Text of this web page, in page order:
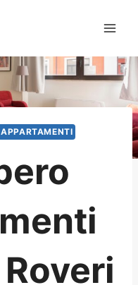
Roveri